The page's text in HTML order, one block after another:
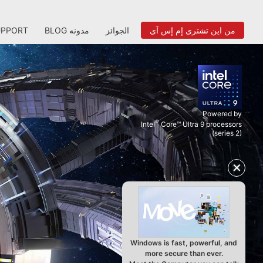
BLOG مدونه الجوائز من اين تشترى إم إس آى
✕
Windows is fast, powerful, and
more secure than ever.
Powered by
Intel®Core™ Ultra 9 processors
(series 2)